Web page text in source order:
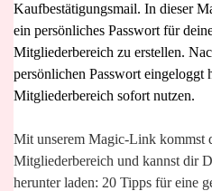
Kaufbestätigungsmail. In dieser
ein persönliches Passwort für
Mitgliederbereich zu erstellen.
persönlichen Passwort eingeloggt
Mitgliederbereich sofort nutzen.
Mit unserem Magic-Link kommst
Mitgliederbereich und kannst dir
herunter laden: 20 Tipps für eine